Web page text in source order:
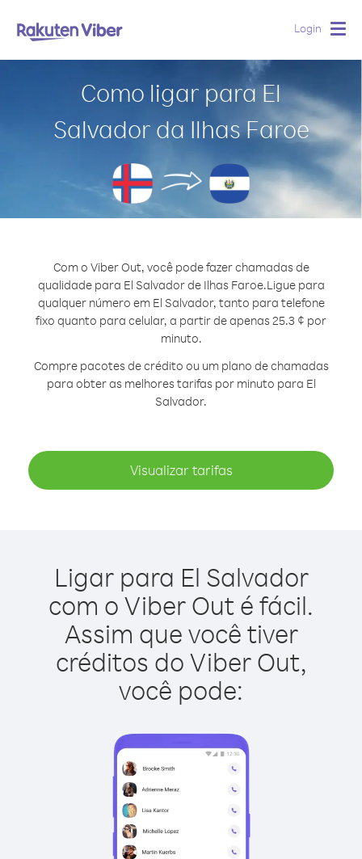
Login
Como ligar para El
Salvador da Ilhas Faroe
Com o Viber Out, você pode fazer chamadas de
qualidade para El Salvador de Ilhas Faroe.Ligue para
qualquer número em El Salvador, tanto para telefone
fixo quanto para celular, a partir de apenas 25.3 ¢ por
minuto.
Compre pacotes de crédito ou um plano de chamadas
para obter as melhores tarifas por minuto para El
Salvador.
Visualizar tarifas
Ligar para El Salvador
com o Viber Out é fácil.
Assim que você tiver
créditos do Viber Out,
você pode: